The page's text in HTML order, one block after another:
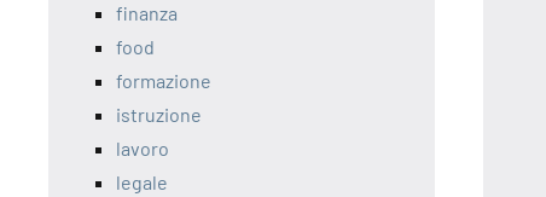
finanza
food
formazione
istruzione
lavoro
legale